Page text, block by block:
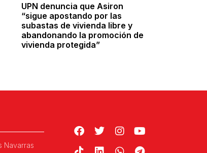
UPN denuncia que Asiron
“sigue apostando por las
subastas de vivienda libre y
abandonando la promoción de
vivienda protegida”
Navarras